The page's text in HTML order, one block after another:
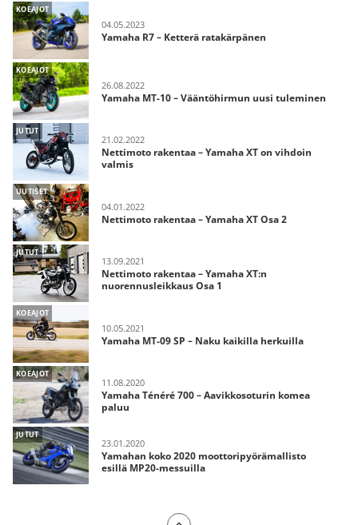
KOEAJOT
04.05.2023
Yamaha R7 – Ketterä ratakärpänen
KOEAJOT
26.08.2022
Yamaha MT-10 – Vääntöhirmun uusi tuleminen
JUTUT
21.02.2022
Nettimoto rakentaa – Yamaha XT on vihdoin
valmis
UUTISET
04.01.2022
Nettimoto rakentaa – Yamaha XT Osa 2
JUTUT
13.09.2021
Nettimoto rakentaa – Yamaha XT:n
nuorennusleikkaus Osa 1
KOEAJOT
10.05.2021
Yamaha MT-09 SP – Naku kaikilla herkuilla
KOEAJOT
11.08.2020
Yamaha Ténéré 700 – Aavikkosoturin komea
paluu
JUTUT
23.01.2020
Yamahan koko 2020 moottoripyörämallisto
esillä MP20-messuilla